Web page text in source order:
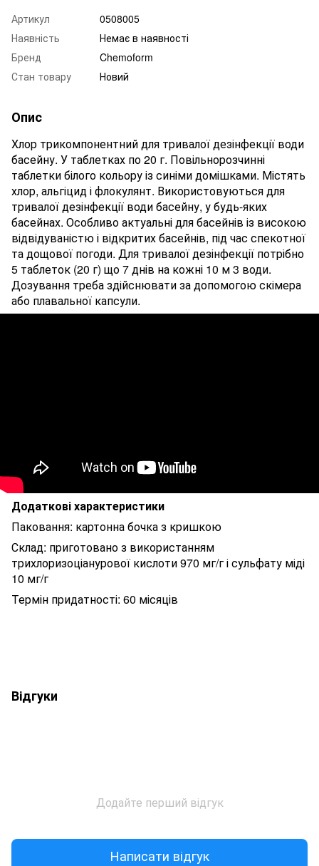
Артикул
0508005
Наявність
Немає в наявності
Бренд
Chemoform
Стан товару
Новий
Опис
Хлор трикомпонентний для тривалої дезінфекції води
басейну. У таблетках по 20 г. Повільнорозчинні
таблетки білого кольору із синіми домішками. Містять
хлор, альгіцид і флокулянт. Використовуються для
тривалої дезінфекції води басейну, у будь-яких
басейнах. Особливо актуальні для басейнів із високою
відвідуваністю і відкритих басейнів, під час спекотної
та дощової погоди. Для тривалої дезінфекції потрібно
5 таблеток (20 г) що 7 днів на кожні 10 м 3 води.
Дозування треба здійснювати за допомогою скімера
або плавальної капсули.
Додаткові характеристики
Паковання: картонна бочка з кришкою
Склад: приготовано з використанням
трихлоризоціанурової кислоти 970 мг/г і сульфату міді
10 мг/г
Термін придатності: 60 місяців
Відгуки
Додайте перший відгук
Написати відгук